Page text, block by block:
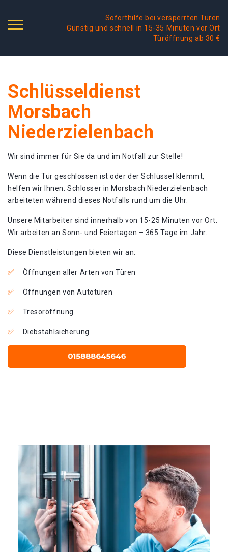
Soforthilfe bei versperrten Türen
Günstig und schnell in 15-35 Minuten vor Ort
Türöffnung ab 30 €
Schlüsseldienst
Morsbach
Niederzielenbach
Wir sind immer für Sie da und im Notfall zur Stelle!
Wenn die Tür geschlossen ist oder der Schlüssel klemmt,
helfen wir Ihnen. Schlosser in Morsbach Niederzielenbach
arbeiteten während dieses Notfalls rund um die Uhr.
Unsere Mitarbeiter sind innerhalb von 15-25 Minuten vor Ort.
Wir arbeiten an Sonn- und Feiertagen – 365 Tage im Jahr.
Diese Dienstleistungen bieten wir an:
Öffnungen aller Arten von Türen
Öffnungen von Autotüren
Tresoröffnung
Diebstahlsicherung